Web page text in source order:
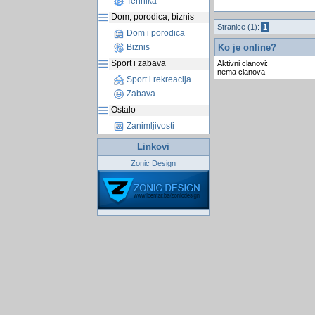
Dom, porodica, biznis
Dom i porodica
Biznis
Sport i zabava
Sport i rekreacija
Zabava
Ostalo
Zanimljivosti
Linkovi
Zonic Design
Stranice (1): 1
Ko je online?
Aktivni clanovi:
nema clanova